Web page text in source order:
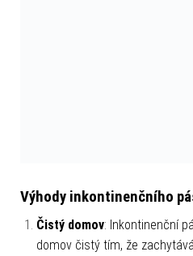
Výhody inkontinenčního
Čistý domov: Inkontinenční
domov čistý tím, že